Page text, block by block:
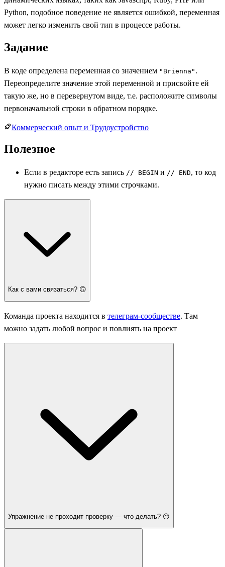
Python, подобное поведение не является ошибкой, переменная
может легко изменить свой тип в процессе работы.
Задание
В коде определена переменная со значением "Brienna" .
Переопределите значение этой переменной и присвойте ей
такую же, но в перевернутом виде, т.е. расположите символы
первоначальной строки в обратном порядке.
Коммерческий опыт и Трудоустройство
Полезное
Если в редакторе есть запись // BEGIN и // END, то код
нужно писать между этими строчками.
Как с вами связаться? 🙃
Команда проекта находится в телеграм-сообществе. Там
можно задать любой вопрос и повлиять на проект
Упражнение не проходит проверку — что делать? 😶